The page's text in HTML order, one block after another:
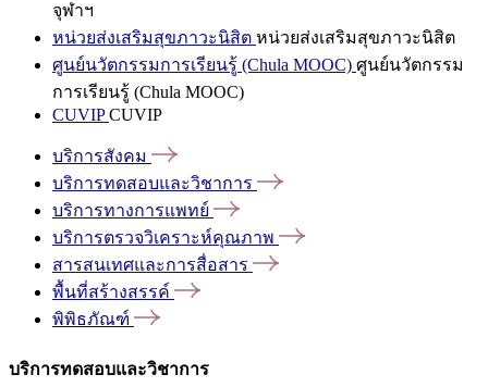
จุฬาฯ
หน่วยส่งเสริมสุขภาวะนิสิต หน่วยส่งเสริมสุขภาวะนิสิต
ศูนย์นวัตกรรมการเรียนรู้ (Chula MOOC) ศูนย์นวัตกรรม
การเรียนรู้ (Chula MOOC)
CUVIPCUVIP
บริการสังคม
บริการทดสอบและวิชาการ
บริการทางการแพทย์
บริการตรวจวิเคราะห์คุณภาพ
สารสนเทศและการสื่อสาร
พื้นที่สร้างสรรค์
พิพิธภัณฑ์
บริการทดสอบและวิชาการ